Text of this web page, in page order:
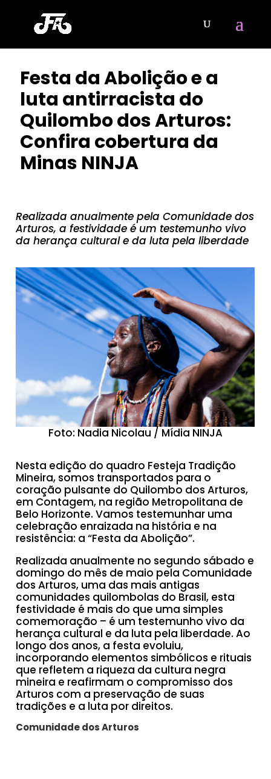
Festa da Abolição e a
luta antirracista do
Quilombo dos Arturos:
Confira cobertura da
Minas NINJA
Realizada anualmente pela Comunidade dos
Arturos, a festividade é um testemunho vivo
da herança cultural e da luta pela liberdade
Foto: Nadia Nicolau / Mídia NINJA
Nesta edição do quadro Festeja Tradição
Mineira, somos transportados para o
coração pulsante do Quilombo dos Arturos,
em Contagem, na região Metropolitana de
Belo Horizonte. Vamos testemunhar uma
celebração enraizada na história e na
resistência: a “Festa da Abolição”.
Realizada anualmente no segundo sábado e
domingo do mês de maio pela Comunidade
dos Arturos, uma das mais antigas
comunidades quilombolas do Brasil, esta
festividade é mais do que uma simples
comemoração – é um testemunho vivo da
herança cultural e da luta pela liberdade. Ao
longo dos anos, a festa evoluiu,
incorporando elementos simbólicos e rituais
que refletem a riqueza da cultura negra
mineira e reafirmam o compromisso dos
Arturos com a preservação de suas
tradições e a luta por direitos.
Comunidade dos Arturos